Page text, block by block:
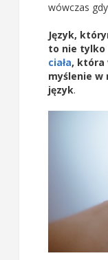
wówczas
Język,
to nie tylko
ciała, która
myślenie w
język.